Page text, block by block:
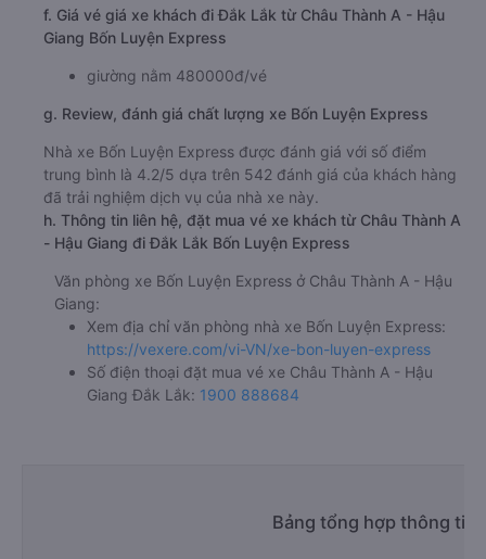
f. Giá vé giá xe khách đi Đắk Lắk từ Châu Thành A - Hậu
Giang Bốn Luyện Express
giường nằm 480000đ/vé
g. Review, đánh giá chất lượng xe Bốn Luyện Express
Nhà xe Bốn Luyện Express được đánh giá với số điểm
trung bình là 4.2/5 dựa trên 542 đánh giá của khách hàng
đã trải nghiệm dịch vụ của nhà xe này.
h. Thông tin liên hệ, đặt mua vé xe khách từ Châu Thành A
- Hậu Giang đi Đắk Lắk Bốn Luyện Express
Văn phòng xe Bốn Luyện Express ở Châu Thành A - Hậu
Giang:
Xem địa chỉ văn phòng nhà xe Bốn Luyện Express:
https://vexere.com/vi-VN/xe-bon-luyen-express
Số điện thoại đặt mua vé xe Châu Thành A - Hậu
Giang Đắk Lắk: 1900 888684
Bảng tổng hợp thông tin